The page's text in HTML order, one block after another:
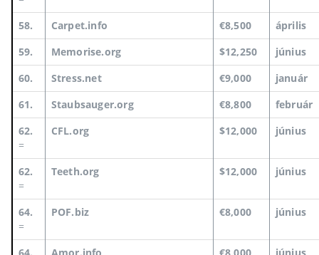
58. Carpet.info €8,500
április
59.
Memorise.org $12,250
június
60.
Stress.net €9,000
január
61.
Staubsauger.org €8,800
február
62.
=
CFL.org $12,000 június
62.
=
Teeth.org $12,000 június
64.
=
POF.biz €8,000 június